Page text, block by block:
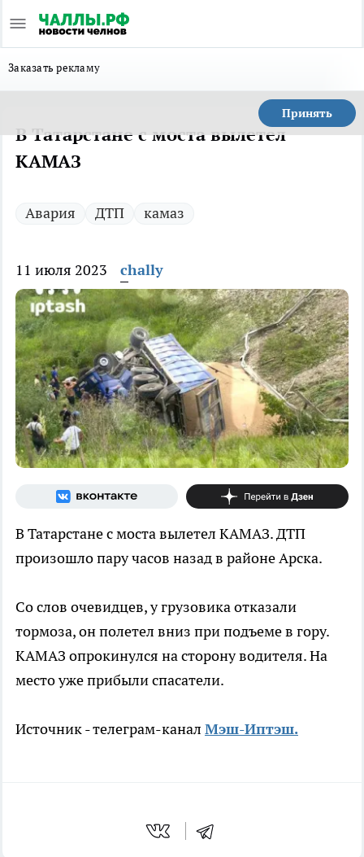
Заказать рекламу
Принять
В Татарстане с моста вылетел
КАМАЗ
Авария ДТП камаз
11 июля 2023 chally
В Татарстане с моста вылетел КАМАЗ. ДТП
произошло пару часов назад в районе Арска.
Со слов очевидцев, у грузовика отказали
тормоза, он полетел вниз при подъеме в гору.
КАМАЗ опрокинулся на сторону водителя. На
место уже прибыли спасатели.
Источник - телеграм-канал Мэш-Иптэш.